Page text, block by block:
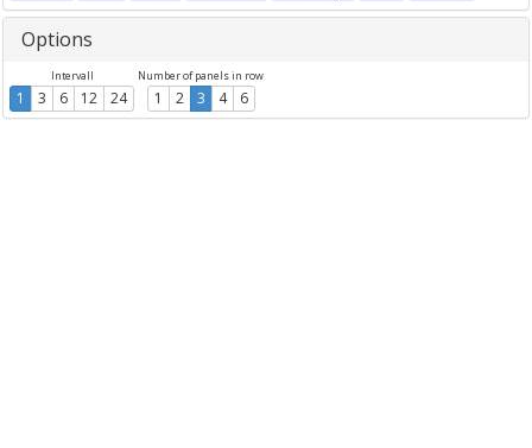
Options
Intervall
1 3 6 12 24
Number of panels in row
1 2 3 4 6